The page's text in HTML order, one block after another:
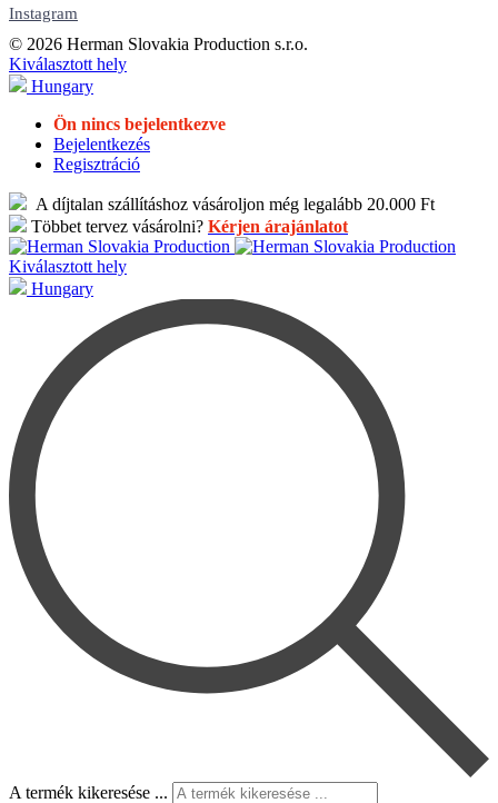
Instagram
© 2026 Herman Slovakia Production s.r.o.
Kiválasztott hely
Hungary
Ön nincs bejelentkezve
Bejelentkezés
Regisztráció
A díjtalan szállításhoz vásároljon még legalább 20.000 Ft
Többet tervez vásárolni? Kérjen árajánlatot
Kiválasztott hely
Hungary
A termék kikeresése ...